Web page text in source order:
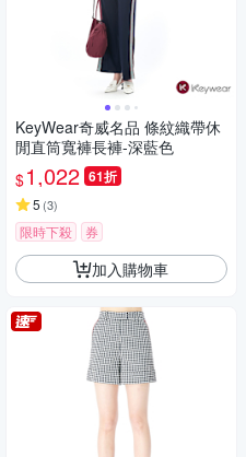
KeyWear奇威名品 條紋織帶休
閒直筒寬褲長褲-深藍色
$1,022 61折
5 (3)
限時下殺 券
加入購物車